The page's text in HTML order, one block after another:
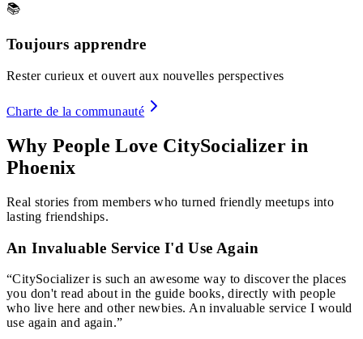
📚
Toujours apprendre
Rester curieux et ouvert aux nouvelles perspectives
Charte de la communauté
Why People Love CitySocializer in
Phoenix
Real stories from members who turned friendly meetups into
lasting friendships.
An Invaluable Service I'd Use Again
“CitySocializer is such an awesome way to discover the places
you don't read about in the guide books, directly with people
who live here and other newbies. An invaluable service I would
use again and again.”